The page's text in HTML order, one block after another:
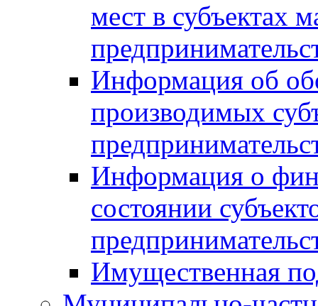
мест в субъектах
Информация об
производимых
Информация о
состоянии
Имущественная